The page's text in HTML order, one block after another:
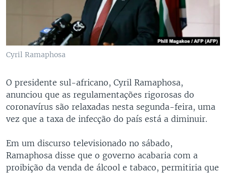
Cyril Ramaphosa
O presidente sul-africano, Cyril Ramaphosa,
anunciou que as regulamentações rigorosas do
coronavírus são relaxadas nesta segunda-feira, uma
vez que a taxa de infecção do país está a diminuir.
Em um discurso televisionado no sábado,
Ramaphosa disse que o governo acabaria com a
proibição da venda de álcool e tabaco, permitiria que